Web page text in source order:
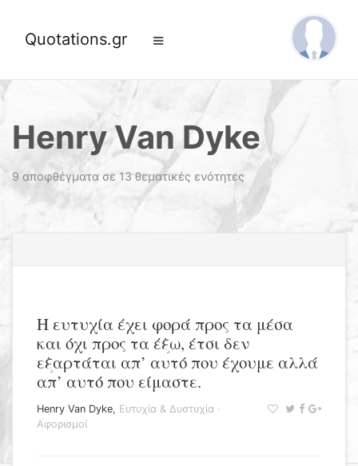
Quotations.gr
Henry Van Dyke
9 αποφθέγματα σε 13 θεματικές ενότητες
Η ευτυχία έχει φορά προς τα μέσα
και όχι προς τα έξω, έτσι δεν
εξαρτάται απ’ αυτό που έχουμε αλλά
απ’ αυτό που είμαστε.
Henry Van Dyke, Ευτυχία & Δυστυχία ·
Αφορισμοί